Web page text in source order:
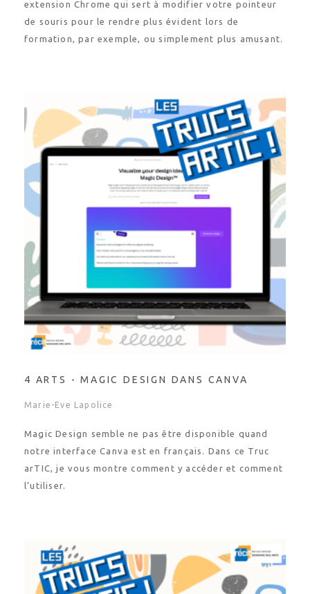
extension Chrome qui sert à modifier votre pointeur
de souris pour le rendre plus évident lors de
formation, par exemple, ou simplement plus amusant.
4 ARTS - MAGIC DESIGN DANS CANVA
Marie-Eve Lapolice
Magic Design semble ne pas être disponible quand
notre interface Canva est en français. Dans ce Truc
arTIC, je vous montre comment y accéder et comment
l’utiliser.